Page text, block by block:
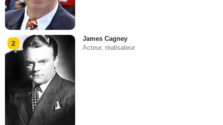
2
James Cagney
Acteur, réalisateur